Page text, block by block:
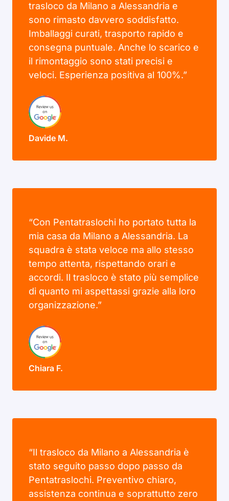
trasloco da Milano a Alessandria e
sono rimasto davvero soddisfatto.
Imballaggi curati, trasporto rapido e
consegna puntuale. Anche lo scarico e
il rimontaggio sono stati precisi e
veloci. Esperienza positiva al 100%.”
Davide M.
“Con Pentatraslochi ho portato tutta la
mia casa da Milano a Alessandria. La
squadra è stata veloce ma allo stesso
tempo attenta, rispettando orari e
accordi. Il trasloco è stato più semplice
di quanto mi aspettassi grazie alla loro
organizzazione.”
Chiara F.
“Il trasloco da Milano a Alessandria è
stato seguito passo dopo passo da
Pentatraslochi. Preventivo chiaro,
assistenza continua e soprattutto zero